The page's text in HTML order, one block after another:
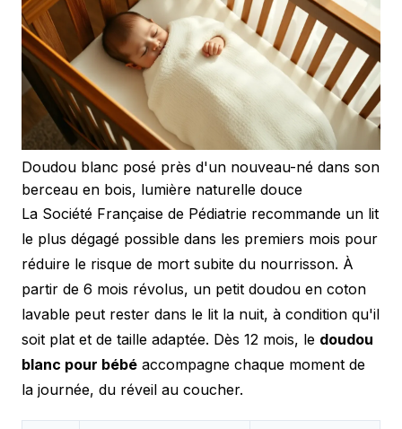
Doudou blanc posé près d'un nouveau-né dans son
berceau en bois, lumière naturelle douce
La Société Française de Pédiatrie recommande un lit
le plus dégagé possible dans les premiers mois pour
réduire le risque de mort subite du nourrisson. À
partir de 6 mois révolus, un petit doudou en coton
lavable peut rester dans le lit la nuit, à condition qu'il
soit plat et de taille adaptée. Dès 12 mois, le doudou
blanc pour bébé accompagne chaque moment de
la journée, du réveil au coucher.